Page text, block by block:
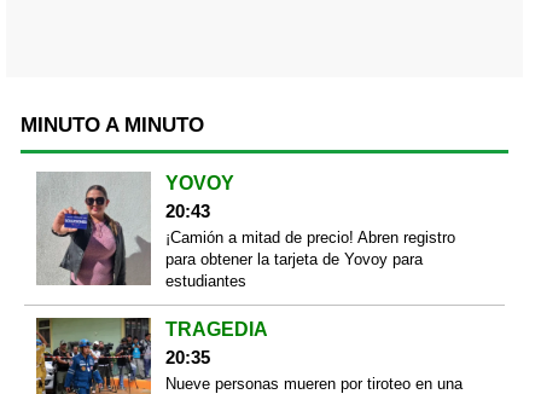
MINUTO A MINUTO
YOVOY
20:43
¡Camión a mitad de precio! Abren registro
para obtener la tarjeta de Yovoy para
estudiantes
TRAGEDIA
20:35
Nueve personas mueren por tiroteo en una